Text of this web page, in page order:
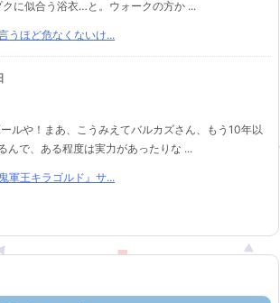
クに似合う浴衣…と。ウォークの方か ...
うほど危なくないけ...
ルや！まあ、こうみえてバルカズさん、もう10年以
んで、ある程度は実力があったりな ...
軍王キラゴルド』サ...